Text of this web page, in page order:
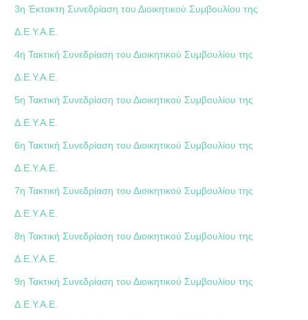
3η Έκτακτη Συνεδρίαση του Διοικητικού Συμβουλίου της
Δ.Ε.Υ.Α.Ε.
4η Τακτική Συνεδρίαση του Διοικητικού Συμβουλίου της
Δ.Ε.Υ.Α.Ε.
5η Τακτική Συνεδρίαση του Διοικητικού Συμβουλίου της
Δ.Ε.Υ.Α.Ε.
6η Τακτική Συνεδρίαση του Διοικητικού Συμβουλίου της
Δ.Ε.Υ.Α.Ε.
7η Τακτική Συνεδρίαση του Διοικητικού Συμβουλίου της
Δ.Ε.Υ.Α.Ε.
8η Τακτική Συνεδρίαση του Διοικητικού Συμβουλίου της
Δ.Ε.Υ.Α.Ε.
9η Τακτική Συνεδρίαση του Διοικητικού Συμβουλίου της
Δ.Ε.Υ.Α.Ε.